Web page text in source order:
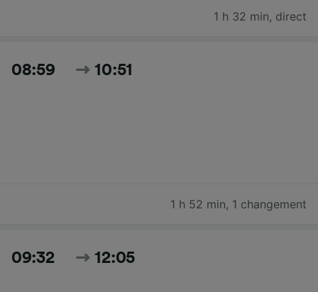
1 h 32 min, direct
08:59 10:51
1 h 52 min, 1 changement
09:32 12:05